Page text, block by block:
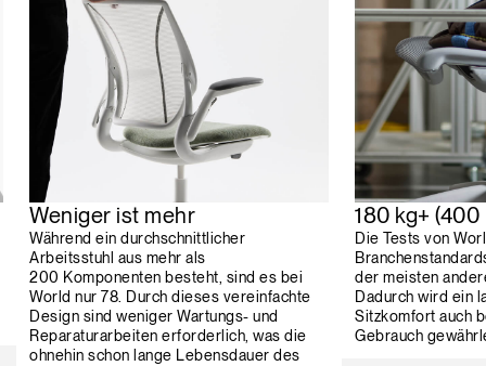
Weniger ist mehr
Während ein durchschnittlicher
Arbeitsstuhl aus mehr als
200 Komponenten besteht, sind es bei
World nur 78. Durch dieses vereinfachte
Design sind weniger Wartungs- und
Reparaturarbeiten erforderlich, was die
ohnehin schon lange Lebensdauer des
180 kg+ (400
Die Tests von
der meisten
Dadurch wird ein
Sitzkomfort auch
Gebrauch